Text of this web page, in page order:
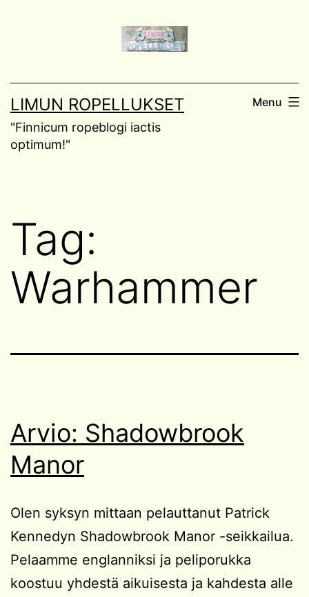
LIMUN ROPELLUKSET
"Finnicum ropeblogi iactis
optimum!"
Menu
Tag:
Warhammer
Arvio: Shadowbrook
Manor
Olen syksyn mittaan pelauttanut Patrick
Kennedyn Shadowbrook Manor -seikkailua.
Pelaamme englanniksi ja peliporukka
koostuu yhdestä aikuisesta ja kahdesta alle